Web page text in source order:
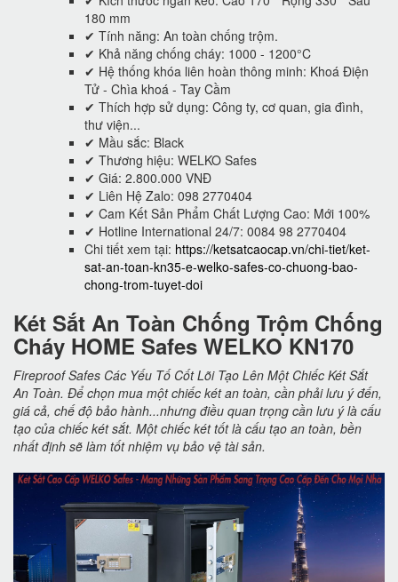
180 mm
✔ Tính năng: An toàn chống trộm.
✔ Khả năng chống cháy: 1000 - 1200°C
✔ Hệ thống khóa liên hoàn thông minh: Khoá Điện
Tử - Chìa khoá - Tay Cầm
✔ Thích hợp sử dụng: Công ty, cơ quan, gia đình,
thư viện...
✔ Mầu sắc: Black
✔ Thương hiệu: WELKO Safes
✔ Giá: 2.800.000 VNĐ
✔ Liên Hệ Zalo: 098 2770404
✔ Cam Kết Sản Phẩm Chất Lượng Cao: Mới 100%
✔ Hotline International 24/7: 0084 98 2770404
Chi tiết xem tại: https://ketsatcaocap.vn/chi-tiet/ket-
sat-an-toan-kn35-e-welko-safes-co-chuong-bao-
chong-trom-tuyet-doi
Két Sắt An Toàn Chống Trộm Chống
Cháy HOME Safes WELKO KN170
Fireproof Safes Các Yếu Tố Cốt Lõi Tạo Lên Một Chiếc Két Sắt
An Toàn. Để chọn mua một chiếc két an toàn, cần phải lưu ý đến,
giá cả, chế độ bảo hành...nhưng điều quan trọng cần lưu ý là cấu
tạo của chiếc két sắt. Một chiếc két tốt là cấu tạo an toàn, bền
nhất định sẽ làm tốt nhiệm vụ bảo vệ tài sản.